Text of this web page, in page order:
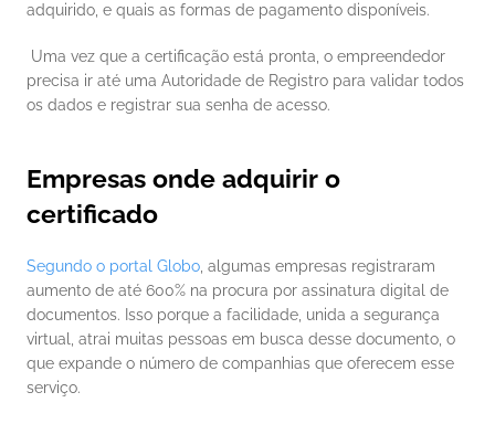
adquirido, e quais as formas de pagamento disponíveis.
precisa ir até uma Autoridade de Registro para validar todos
os dados e registrar sua senha de acesso.
Empresas onde adquirir o
certificado
Segundo o portal Globo, algumas empresas registraram
aumento de até 600% na procura por assinatura digital de
documentos. Isso porque a facilidade, unida a segurança
virtual, atrai muitas pessoas em busca desse documento, o
que expande o número de companhias que oferecem esse
serviço.